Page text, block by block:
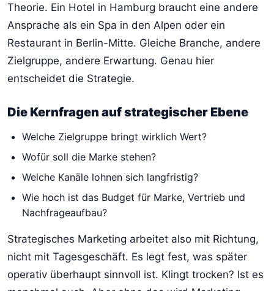
Theorie. Ein Hotel in Hamburg braucht eine andere
Ansprache als ein Spa in den Alpen oder ein
Restaurant in Berlin-Mitte. Gleiche Branche, andere
Zielgruppe, andere Erwartung. Genau hier
entscheidet die Strategie.
Die Kernfragen auf strategischer Ebene
Welche Zielgruppe bringt wirklich Wert?
Wofür soll die Marke stehen?
Welche Kanäle lohnen sich langfristig?
Wie hoch ist das Budget für Marke, Vertrieb und
Nachfrageaufbau?
Strategisches Marketing arbeitet also mit Richtung,
nicht mit Tagesgeschäft. Es legt fest, was später
operativ überhaupt sinnvoll ist. Klingt trocken? Ist es